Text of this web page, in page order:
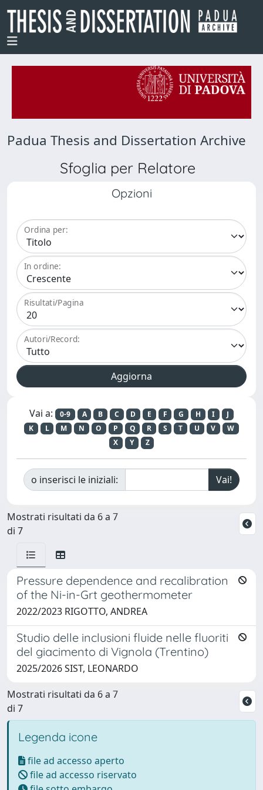
Padua Thesis and Dissertation Archive
Sfoglia per Relatore
Opzioni
Ordina per:
In ordine:
Risultati/Pagina
Autori/Record:
Vai a: 0-9 A B C D E F G H I
J
K
L M N O P Q R S T U V
W
X
Y Z
o inserisci le iniziali:
Mostrati risultati da 6 a 7
di 7
Pressure dependence and recalibration
of the Ni-in-Grt geothermometer
2022/2023 RIGOTTO, ANDREA
Studio delle inclusioni fluide nelle fluoriti
del giacimento di Vignola (Trentino)
2025/2026 SIST, LEONARDO
Mostrati risultati da 6 a 7
di 7
Legenda icone
file ad accesso aperto
file ad accesso riservato